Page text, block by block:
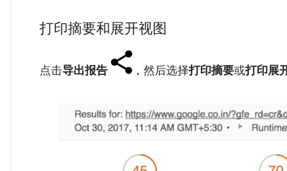
打印摘要和展开视图
点击导出报告 ，然后选择打印摘要或打印展